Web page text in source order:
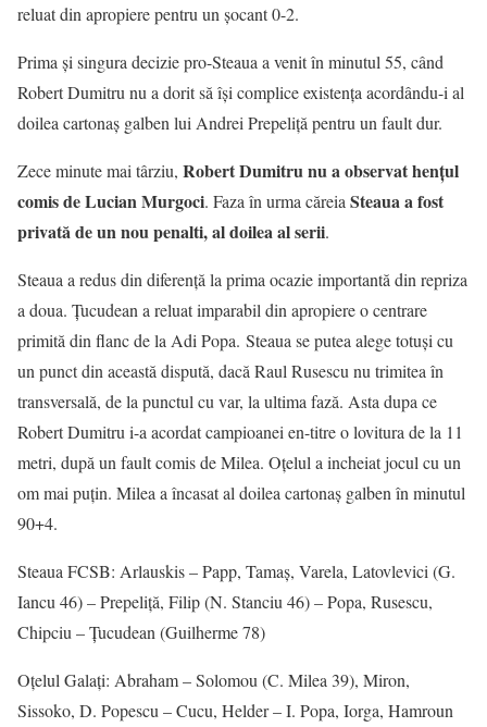
reluat din apropiere pentru un șocant 0-2.
Prima și singura decizie pro-Steaua a venit în minutul 55, când
Robert Dumitru nu a dorit să își complice existența acordându-i al
doilea cartonaș galben lui Andrei Prepeliță pentru un fault dur.
Zece minute mai târziu, Robert Dumitru nu a observat hențul
comis de Lucian Murgoci. Faza în urma căreia Steaua a fost
privată de un nou penalti, al doilea al serii.
Steaua a redus din diferență la prima ocazie importantă din repriza
a doua. Țucudean a reluat imparabil din apropiere o centrare
primită din flanc de la Adi Popa. Steaua se putea alege totuși cu
un punct din această dispută, dacă Raul Rusescu nu trimitea în
transversală, de la punctul cu var, la ultima fază. Asta dupa ce
Robert Dumitru i-a acordat campioanei en-titre o lovitura de la 11
metri, după un fault comis de Milea. Oțelul a incheiat jocul cu un
om mai puțin. Milea a încasat al doilea cartonaș galben în minutul
90+4.
Steaua FCSB: Arlauskis – Papp, Tamaș, Varela, Latovlevici (G.
Iancu 46) – Prepeliță, Filip (N. Stanciu 46) – Popa, Rusescu,
Chipciu – Țucudean (Guilherme 78)
Oțelul Galați: Abraham – Solomou (C. Milea 39), Miron,
Sissoko, D. Popescu – Cucu, Helder – I. Popa, Iorga, Hamroun